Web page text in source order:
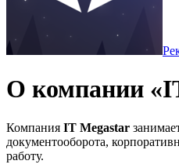
О компании
Компания IT Megastar
документооборота,
работу.